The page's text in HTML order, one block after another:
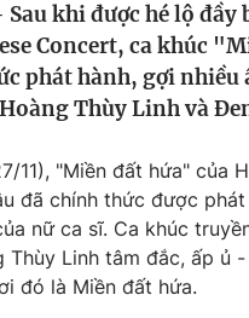
đây
quốc tế
nghiệp
đời sống
Sau khi được hé lộ
Concert, ca khúc
phát hành, gợi nhiều
Thùy Linh và
11), "Miền đất hứa" của
đã chính thức được
nữ ca sĩ. Ca khúc
Thùy Linh tâm đắc, ấp ủ
đó là Miền đất hứa.